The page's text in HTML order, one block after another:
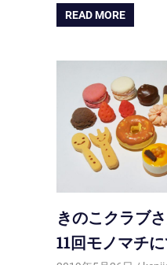
READ MORE
きのこクラブ
11回モノマチに